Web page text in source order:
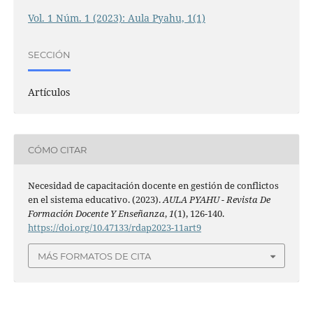
Vol. 1 Núm. 1 (2023): Aula Pyahu, 1(1)
SECCIÓN
Artículos
CÓMO CITAR
Necesidad de capacitación docente en gestión de conflictos
en el sistema educativo. (2023).AULA PYAHU - Revista De
Formación Docente Y Enseñanza,1(1), 126-140.
https://doi.org/10.47133/rdap2023-11art9
MÁS FORMATOS DE CITA